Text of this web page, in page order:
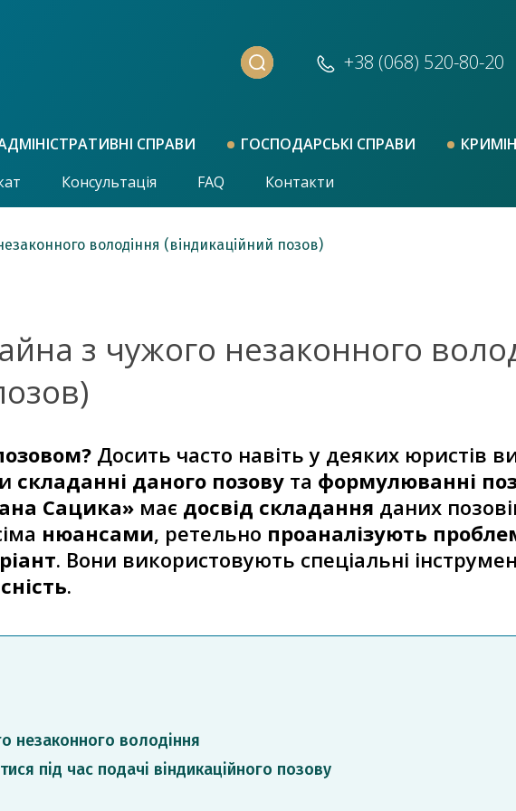
+38 (068) 520-80-20
СПРАВИ ГОСПОДАРСЬКІ СПРАВИ
Консультація FAQ Контакти
володіння (віндикаційний позов)
з чужого незаконного
Досить часто навіть у деяких юристів
складанні даного позову та формулюванні
Сацика» має досвід складання даних
нюансами, ретельно проаналізують
. Вони використовують спеціальні
.
незаконного володіння
під час подачі віндикаційного позову